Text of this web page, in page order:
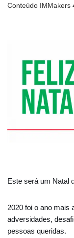
Conteúdo IMMakers
Este será um Natal
2020 foi o ano mais
adversidades,
pessoas queridas.